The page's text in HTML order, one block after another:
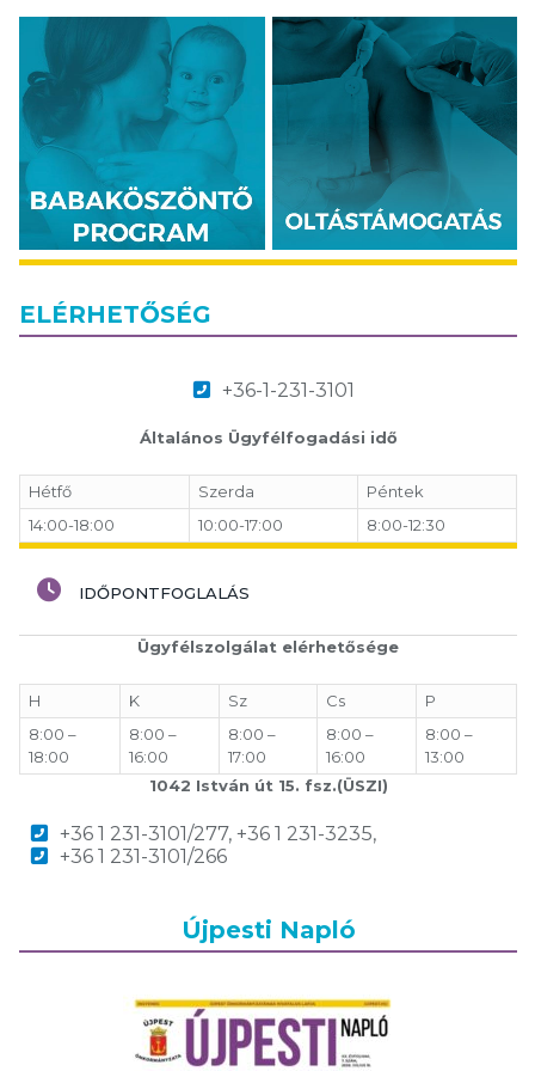
ELÉRHETŐSÉG
+36-1-231-3101
Általános Ügyfélfogadási idő
Hétfő Szerda
Péntek
14:00-18:00
10:00-17:00 8:00-12:30
IDŐPONTFOGLALÁS
Ügyfélszolgálat elérhetősége
H K Sz Cs
P
8:00 –
18:00
8:00 –
16:00
8:00 –
17:00
8:00 –
16:00
8:00 –
13:00
1042 István út 15. fsz.(ÜSZI)
+36 1 231-3101/277, +36 1 231-3235,
+36 1 231-3101/266
Újpesti Napló